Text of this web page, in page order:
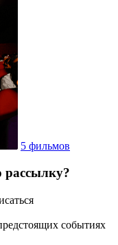
5 фильмов
рассылку?
событиях